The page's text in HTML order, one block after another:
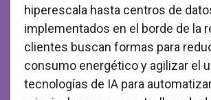
hiperescala hasta centros de
implementados en el borde de la
clientes buscan formas para
consumo energético y agilizar el
tecnologías de IA para